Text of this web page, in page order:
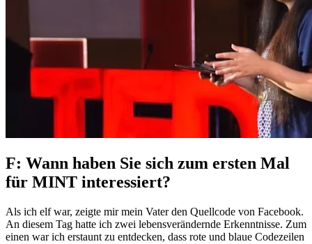
F: Wann haben Sie sich zum ersten Mal
für MINT interessiert?
Als ich elf war, zeigte mir mein Vater den Quellcode von Facebook.
An diesem Tag hatte ich zwei lebensverändernde Erkenntnisse. Zum
einen war ich erstaunt zu entdecken, dass rote und blaue Codezeilen